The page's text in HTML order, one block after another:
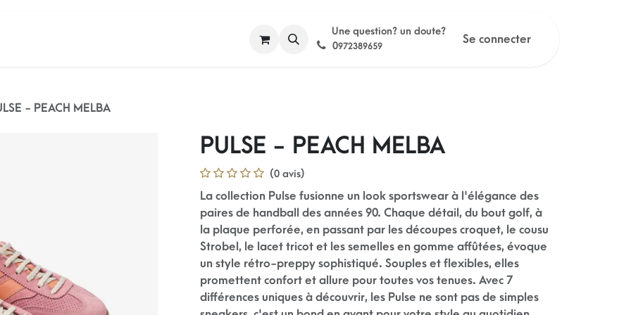
Une question? un doute?
0972389659
Se connecter
- PEACH MELBA
PULSE - PEACH MELBA
(0 avis)
La collection Pulse fusionne un look sportswear à l'élégance des
paires de handball des années 90. Chaque détail, du bout golf, à
la plaque perforée, en passant par les découpes croquet, le cousu
Strobel, le lacet tricot et les semelles en gomme affûtées, évoque
un style rétro-preppy sophistiqué. Souples et flexibles, elles
promettent confort et allure pour toutes vos tenues. Avec 7
différences uniques à découvrir, les Pulse ne sont pas de simples